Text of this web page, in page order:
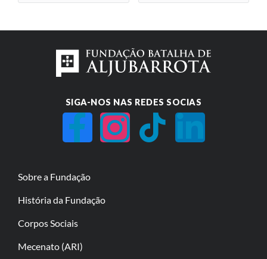
SIGA-NOS NAS REDES SOCIAS
Sobre a Fundação
História da Fundação
Corpos Sociais
Mecenato (ARI)